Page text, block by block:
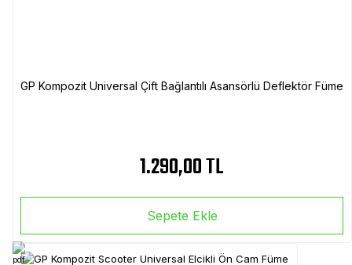
GP Kompozit Universal Çift Bağlantılı Asansörlü Deflektör Füme
1.290,00 TL
Sepete Ekle